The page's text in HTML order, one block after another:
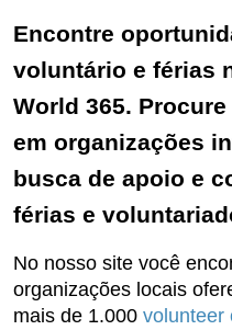
Encontre
voluntário e férias
World 365.
em organizações
busca de apoio e
férias e
No nosso site você
organizações locais
mais de 1.000 volunteer